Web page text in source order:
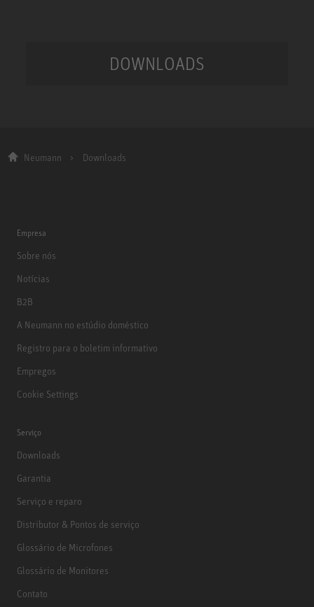
DOWNLOADS
Neumann Downloads
Empresa
Sobre nós
Notícias
B2B
A Neumann no estúdio doméstico
Registro para o boletim informativo
Empregos
Cookie Settings
Serviço
Downloads
Garantia
Serviço e reparo
Distributor & Pontos de serviço
Glossário de Microfones
Glossário de Monitores
Contato